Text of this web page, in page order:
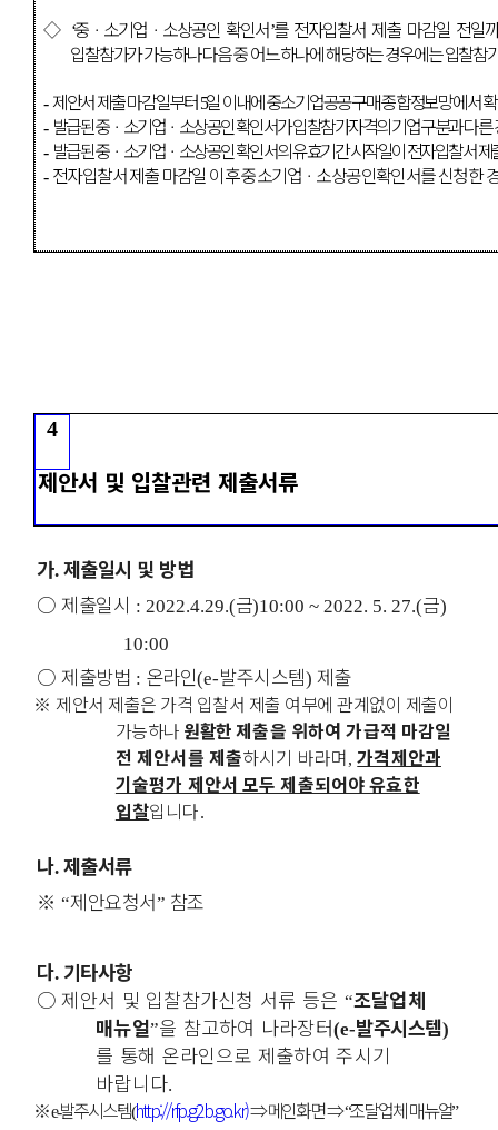
◇ ‘중ㆍ 소기업 ㆍ 소상공인 확인서’를 전자입찰서 제출 마감일 전일
입찰참가가 가능하나 다음 중 어느 하나에 해당하는 경우에는 입찰참
- 제안서 제출 마감일부터5일 이내에 중소기업공공구매 종합정보망에서
- 발급된 중ㆍ 소기업ㆍ 소상공인 확인서가 입찰참가자격의 기업 구분과 다른
- 발급된 중ㆍ 소기업ㆍ 소상공인 확인서의 유효기간 시작일이 전자입찰서
- 전자입찰서 제출 마감일 이후 중소기업 ㆍ 소상공인확인서를 신청한
4
제안서 및 입찰관련 제출서류
가. 제출일시 및 방법
○제출일시 : 2022.4.29.(금)10:00 ~ 2022. 5. 27.(금)
10:00
○제출방법 : 온라인(e-발주시스템) 제출
※ 제안서 제출은 가격 입찰서 제출 여부에 관계없이 제출이
가능하나 원활한제출을 위하여 가급적 마감일
전 제안서를 제출하시기 바라며,가격제안과
기술평가 제안서 모두 제출되어야 유효한
입찰입니다.
나. 제출서류
※“제안요청서” 참조
다. 기타사항
○제안서 및 입찰참가신청 서류 등은 “조달업체
매뉴얼”을 참고하여 나라장터(e-발주시스템)
를 통해 온라인으로 제출하여 주시기
바랍니다.
※e-발주시스템(http://rfp.g2b.go.kr)⇒메인화면⇒“조달업체 매뉴얼”